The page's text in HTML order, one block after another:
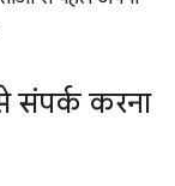
संपर्क करना